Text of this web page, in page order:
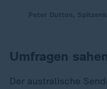
Umfragen
Der australische